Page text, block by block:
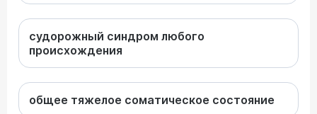
судорожный синдром любого
происхождения
общее тяжелое соматическое состояние